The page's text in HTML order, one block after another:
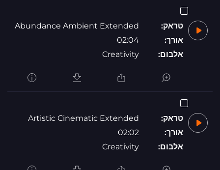
טראק:
Abundance Ambient Extended
אורך:
02:04
אלבום:
Creativity
טראק:
Artistic Cinematic Extended
אורך:
02:02
אלבום:
Creativity